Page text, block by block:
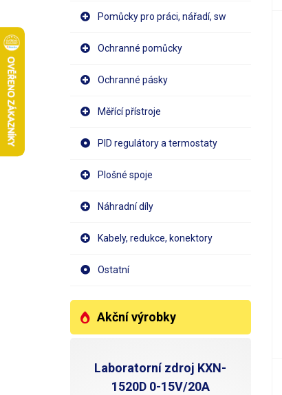
Pomůcky pro práci, nářadí, sw
Ochranné pomůcky
Ochranné pásky
Měřící přístroje
PID regulátory a termostaty
Plošné spoje
Náhradní díly
Kabely, redukce, konektory
Ostatní
Akční výrobky
Laboratorní zdroj KXN-
1520D 0-15V/20A